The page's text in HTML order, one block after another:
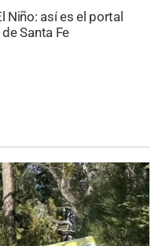
Niño: así es el portal
Santa Fe